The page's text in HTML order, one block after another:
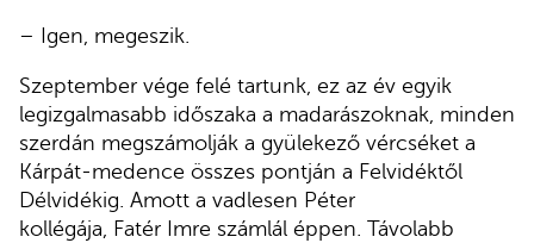
– Igen, megeszik.
Szeptember vége felé tartunk, ez az év egyik
legizgalmasabb időszaka a madarászoknak, minden
szerdán megszámolják a gyülekező vércséket a
Kárpát-medence összes pontján a Felvidéktől
Délvidékig. Amott a vadlesen Péter
kollégája, Fatér Imre számlál éppen. Távolabb